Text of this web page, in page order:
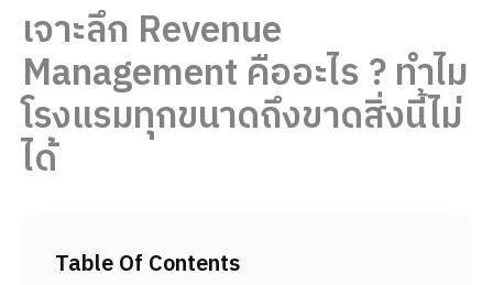
เจาะลึก Revenue
Management คืออะไร ? ทำไม
โรงแรมทุกขนาดถึงขาดสิ่งนี้ไม่
ได้
Table Of Contents